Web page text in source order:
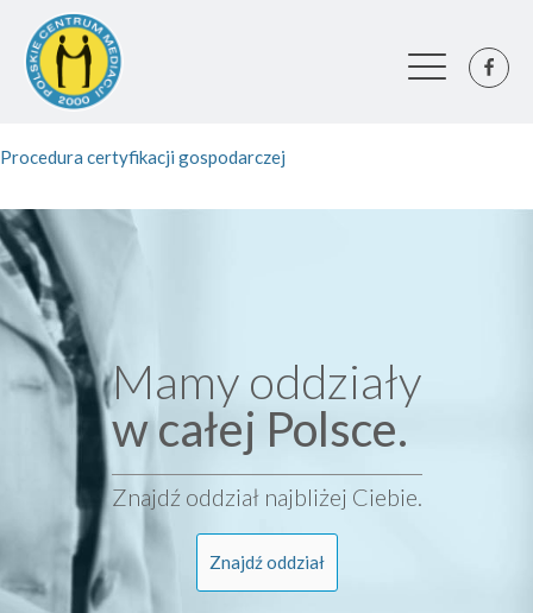
Procedura certyfikacji gospodarczej
Mamy oddziały
w całej Polsce.
Znajdź oddział najbliżej Ciebie.
Znajdź oddział